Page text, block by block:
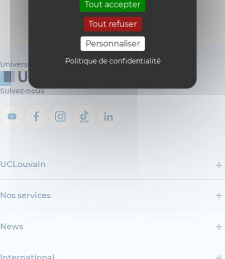
Tout accepter
Tout refuser
Personnaliser
Politique de confidentialité
Université catholique de Louvain
Suivez-nous
UCLouvain
Nos services
News